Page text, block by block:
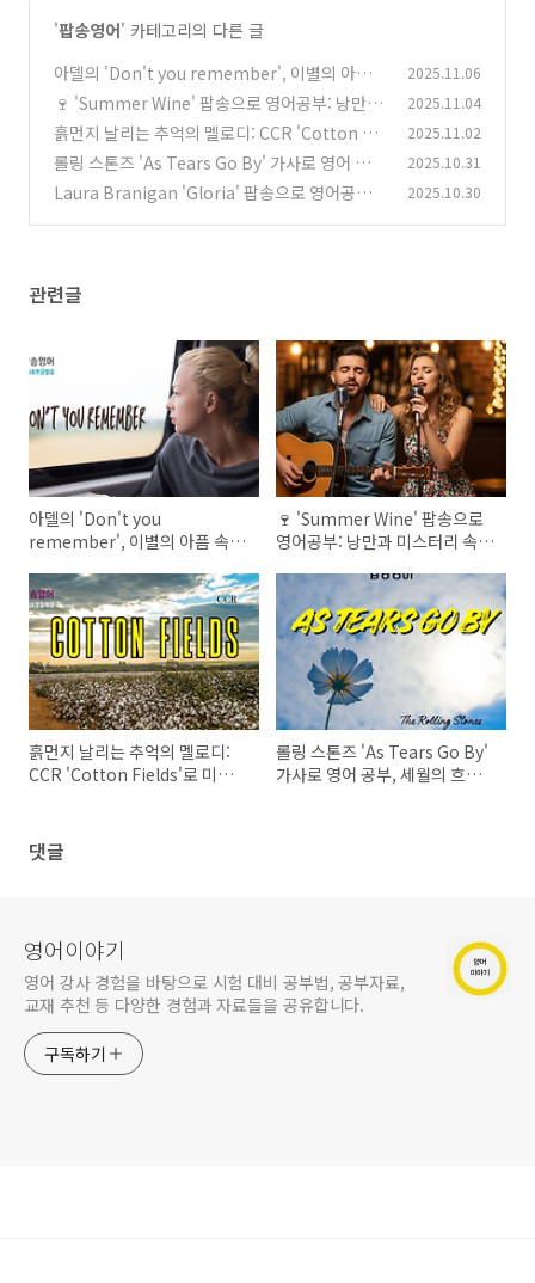
'팝송영어' 카테고리의 다른 글
아델의 'Don't you remember', 이별의 아픔
속 영어 실력 '기억'하기: 심층 가사 분석!
(0)
2025.11.06
🍷 'Summer Wine' 팝송으로 영어공부: 낭만과
미스터리 속 달콤 쌉쌀한 영어 표현 파헤치기!
(1)
2025.11.04
흙먼지 날리는 추억의 멜로디: CCR 'Cotton Fie
lds'로 미국 남부 영어 완전 정복! (0)
2025.11.02
롤링 스톤즈 'As Tears Go By' 가사로 영어 공
부, 세월의 흐름 속 영어를 배우다 (1)
2025.10.31
Laura Branigan 'Gloria' 팝송으로 영어공부:
2025.10.30
관련글
아델의 'Don't you
remember', 이별의 아픔 속
분석!
🍷 'Summer Wine' 팝송으로
영어공부: 낭만과 미스터리 속
기!
흙먼지 날리는 추억의 멜로디:
CCR 'Cotton Fields'로 미국
롤링 스톤즈 'As Tears Go By'
가사로 영어 공부, 세월의 흐름
댓글
영어이야기
영어 강사 경험을 바탕으로 시험 대비 공부법, 공부자료,
교재 추천 등 다양한 경험과 자료들을 공유합니다.
구독하기